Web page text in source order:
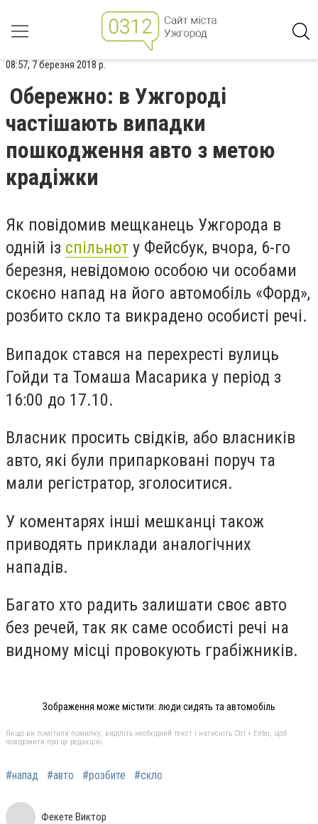
08:57, 7 березня 2018 р.
Обережно: в Ужгороді
частішають випадки
пошкодження авто з метою
крадіжки
Як повідомив мещканець Ужгорода в
одній із спільнот у Фейсбук, вчора, 6-го
березня, невідомою особою чи особами
скоєно напад на його автомобіль «Форд»,
розбито скло та викрадено особисті речі.
Випадок стався на перехресті вулиць
Гойди та Томаша Масарика у період з
16:00 до 17.10.
Власник просить свідків, або власників
авто, які були припарковані поруч та
мали регістратор, зголоситися.
У коментарях інші мешканці також
приводять приклади аналогічних
нападів.
Багато хто радить залишати своє авто
без речей, так як саме особисті речі на
видному місці провокують грабіжників.
Зображення може містити: люди сидять та автомобіль
Якщо ви помітили помилку, виділіть необхідний текст і натисніть Ctrl + Enter, щоб
повідомити про це редакцію
#напад #авто #розбите #скло
Фекете Виктор